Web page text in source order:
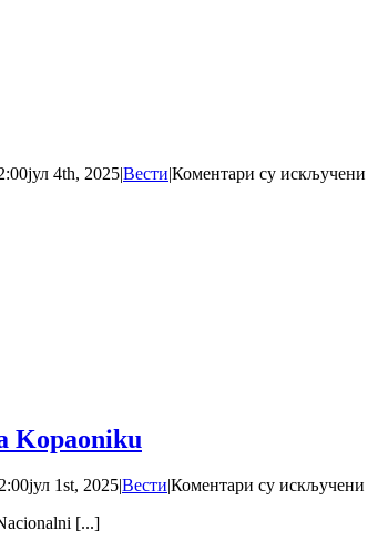
јул 4th, 2025|Вести|Коментари су искључени
Kopaoniku
јул 1st, 2025|Вести|Коментари су искључени
[...]